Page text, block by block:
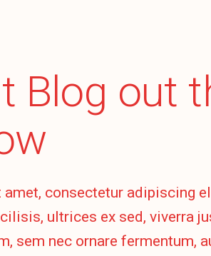
Blog out
consectetur adipiscing
ultrices ex sed, viverra
sem nec ornare fermentum,